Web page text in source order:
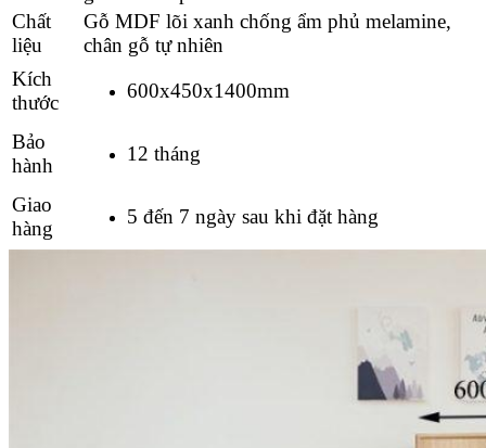
Chất
liệu
Gỗ MDF lõi xanh chống ẩm phủ melamine,
chân gỗ tự nhiên
Kích
thước
600x450x1400mm
Bảo
hành
12 tháng
Giao
hàng
5 đến 7 ngày sau khi đặt hàng